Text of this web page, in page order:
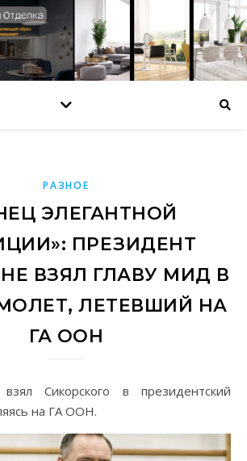
РАЗНОЕ
ЭЛЕГАНТНОЙ
ПРЕЗИДЕНТ
ВЗЯЛ ГЛАВУ МИД В
ЛЕТЕВШИЙ НА
ГА ООН
на ГА ООН.